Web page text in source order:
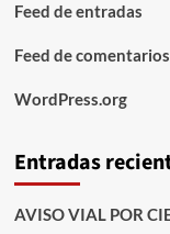
Feed de entradas
Feed de comentarios
WordPress.org
Entradas
AVISO VIAL POR